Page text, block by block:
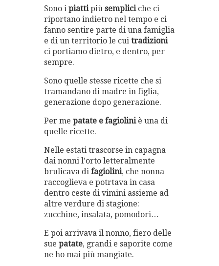
Sono i piattipiù sempliciche ci
riportano indietro nel tempo e ci
fanno sentire parte di una famiglia
e di un territorio le cui tradizioni
ci portiamo dietro, e dentro, per
sempre.
Sono quelle stesse ricette che si
tramandano di madre in figlia,
generazione dopo generazione.
Per me patate e fagioliniè una di
quelle ricette.
Nelle estati trascorse in capagna
dai nonni l’orto letteralmente
brulicava di fagiolini, che nonna
raccoglieva e potrtava in casa
dentro ceste di vimini assieme ad
altre verdure di stagione:
zucchine, insalata, pomodori…
E poi arrivava il nonno, fiero delle
sue patate, grandi e saporite come
ne ho mai più mangiate.